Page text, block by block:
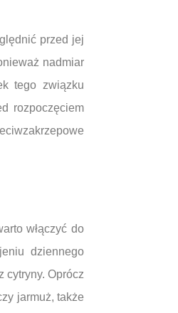
przed jej
nadmiar
tego związku
rozpoczęciem
włączyć do
dziennego
cytryny. Oprócz
jarmuż, także